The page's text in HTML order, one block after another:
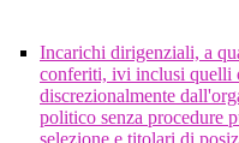
Incarichi dirigenziali, a
conferiti, ivi inclusi quelli
discrezionalmente
politico senza procedure